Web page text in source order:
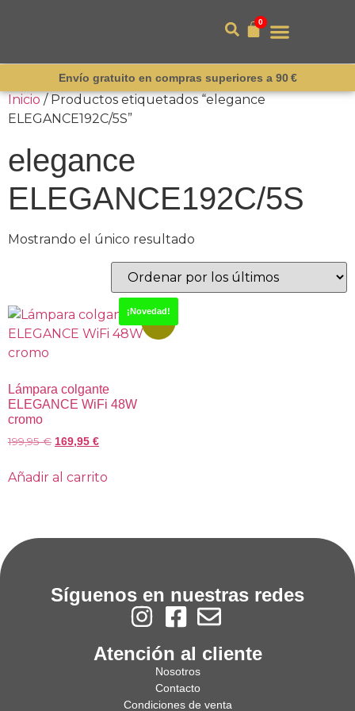
0
Envío gratuito en compras superiores a 90 €
Inicio/ Productos etiquetados “elegance
ELEGANCE192C/5S”
elegance
ELEGANCE192C/5S
Mostrando el único resultado
¡Novedad!
Lámpara colgante
ELEGANCE WiFi 48W
cromo
199,95€ 169,95 €
Añadir al carrito
Síguenos en nuestras redes
Atención al cliente
Nosotros
Contacto
Condiciones de venta